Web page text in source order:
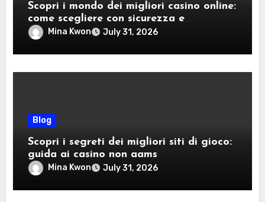
Scopri i mondo dei migliori casino online:
come scegliere con sicurezza e
divertimento
Mina Kwon July 31, 2026
Blog
Scopri i segreti dei migliori siti di gioco:
guida ai casino non aams
Mina Kwon July 31, 2026